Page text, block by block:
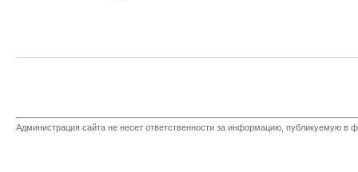
Администрация сайта не несет ответственности за информацию, публикуемую